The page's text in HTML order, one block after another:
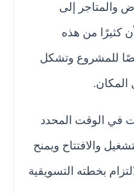
والمتاجر إلى
كثيرًا من هذه
للمشروع وتشكل
المكان.
في الوقت المحدد
والافتتاح ويمنح
بخطته التسويقية